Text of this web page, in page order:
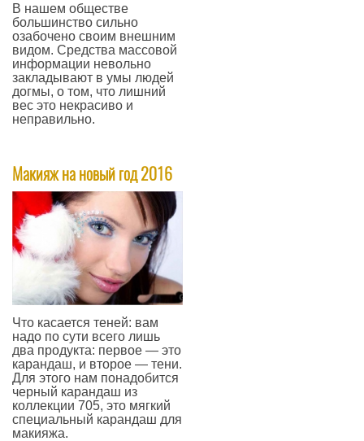
В нашем обществе
большинство сильно
озабочено своим внешним
видом. Средства массовой
информации невольно
закладывают в умы людей
догмы, о том, что лишний
вес это некрасиво и
неправильно.
Макияж на новый год 2016
Что касается теней: вам
надо по сути всего лишь
два продукта: первое — это
карандаш, и второе — тени.
Для этого нам понадобится
черный карандаш из
коллекции 705, это мягкий
специальный карандаш для
макияжа.